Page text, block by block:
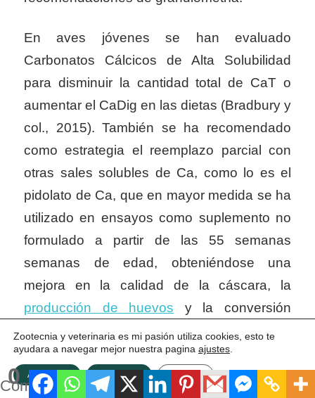
En aves jóvenes se han evaluado
Carbonatos Cálcicos de Alta Solubilidad
para disminuir la cantidad total de CaT o
aumentar el CaDig en las dietas (Bradbury y
col., 2015). También se ha recomendado
como estrategia el reemplazo parcial con
otras sales solubles de Ca, como lo es el
pidolato de Ca, que en mayor medida se ha
utilizado en ensayos como suplemento no
formulado a partir de las 55 semanas
semanas de edad, obteniéndose una
mejora en la calidad de la cáscara, la
producción de huevos y la conversión
(Protais y col., 2005; Agblo y Duclos, 2011;
Roulleau, 2014; Estevez y Carné, 2017).Si
bien una gran parte de la absorción de Ca a
0
Compartidos
Zootecnia y veterinaria es mi pasión utiliza cookies, esto te
ayudara a navegar mejor nuestra pagina ajustes
ACEPTAR Rechazar Ajustes